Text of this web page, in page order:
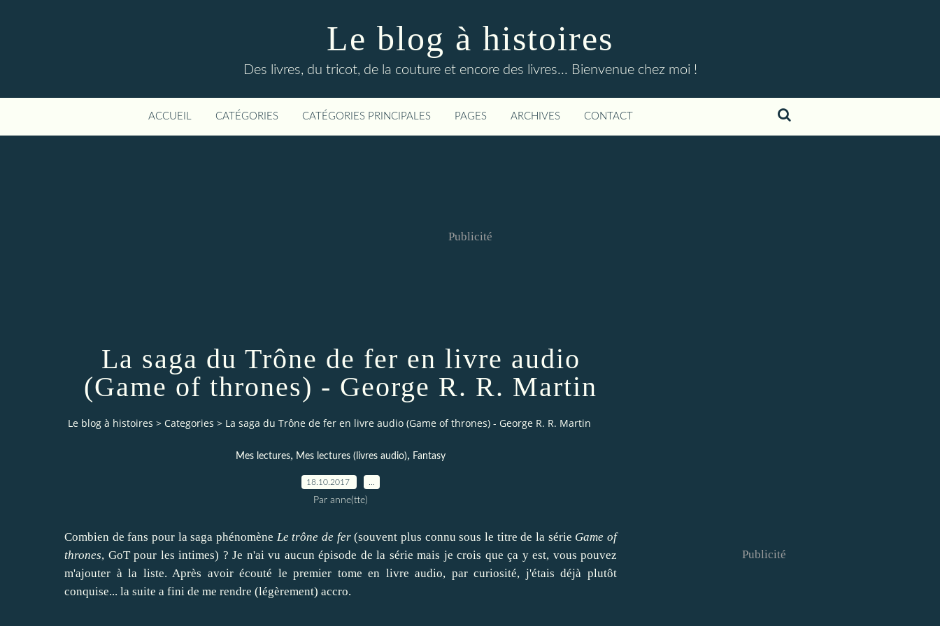
Le blog à histoires
Des livres, du tricot, de la couture et encore des livres... Bienvenue chez moi !
ACCUEIL CATÉGORIES CATÉGORIES PRINCIPALES PAGES ARCHIVES CONTACT
Publicité
La saga du Trône de fer en livre audio
(Game of thrones) - George R. R. Martin
Le blog à histoires > Categories > La saga du Trône de fer en livre audio (Game of thrones) - George R. R. Martin
Mes lectures, Mes lectures (livres audio), Fantasy
18.10.2017
Par anne(tte)
Combien de fans pour la saga phénomène Le trône de fer(souvent plus connu sous le titre de la série Game of
thrones, GoT pour les intimes) ? Je n'ai vu aucun épisode de la série mais je crois que ça y est, vous pouvez
m'ajouter à la liste. Après avoir écouté le premier tome en livre audio, par curiosité, j'étais déjà plutôt
conquise... la suite a fini de me rendre (légèrement) accro.
Publicité